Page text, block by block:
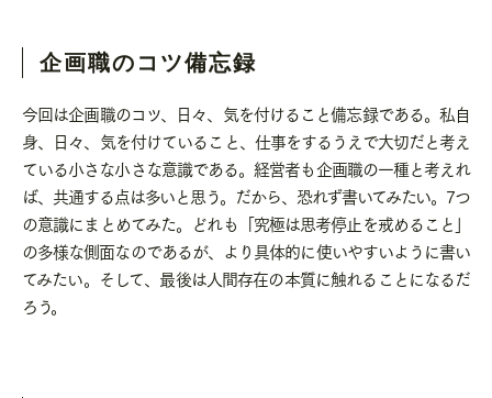
企画職のコツ備忘録
今回は企画職のコツ、日々、気を付けること備忘録である。私自
身、日々、気を付けていること、仕事をするうえで大切だと考え
ている小さな小さな意識である。経営者も企画職の一種と考えれ
ば、共通する点は多いと思う。だから、恐れず書いてみたい。 7つ
の意識にまとめてみた。どれも「究極は思考停止を戒めること」
の多様な側面なのであるが、より具体的に使いやすいように書い
てみたい。そして、最後は人間存在の本質に触れることになるだ
ろう。